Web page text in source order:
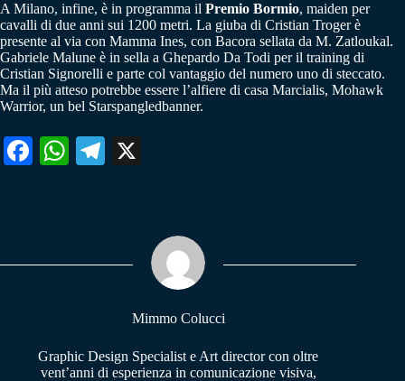
A Milano, infine, è in programma il Premio Bormio, maiden per
cavalli di due anni sui 1200 metri. La giuba di Cristian Troger è
presente al via con Mamma Ines, con Bacora sellata da M. Zatloukal.
Gabriele Malune è in sella a Ghepardo Da Todi per il training di
Cristian Signorelli e parte col vantaggio del numero uno di steccato.
Ma il più atteso potrebbe essere l’alfiere di casa Marcialis, Mohawk
Warrior, un bel Starspangledbanner.
Fa W
pp
Te
m
Mimmo Colucci
Graphic Design Specialist e Art director con oltre
vent’anni di esperienza in comunicazione visiva,